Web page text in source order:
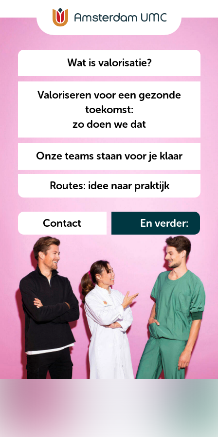
Wat is valorisatie?
Valoriseren voor een gezonde
toekomst:
zo doen we dat
Onze teams staan voor je klaar
Routes: idee naar praktijk
Contact En verder: